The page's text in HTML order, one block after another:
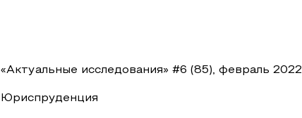
«Актуальные исследования» #6 (85), февраль 2022
Юриспруденция